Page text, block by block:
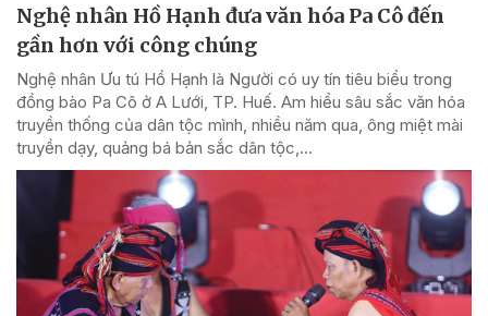
Nghệ nhân Hồ Hạnh đưa văn hóa Pa Cô đến
gần hơn với công chúng
Nghệ nhân Ưu tú Hồ Hạnh là Người có uy tín tiêu biểu trong
đồng bào Pa Cô ở A Lưới, TP. Huế. Am hiểu sâu sắc văn hóa
truyền thống của dân tộc mình, nhiều năm qua, ông miệt mài
truyền dạy, quảng bá bản sắc dân tộc,...